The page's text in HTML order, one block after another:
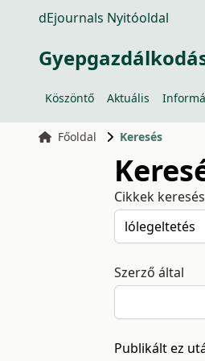
dEjournals Nyitóoldal
Köszöntő Aktuális
Főoldal Keresés
Cikkek
Szerző által
Publikált ez